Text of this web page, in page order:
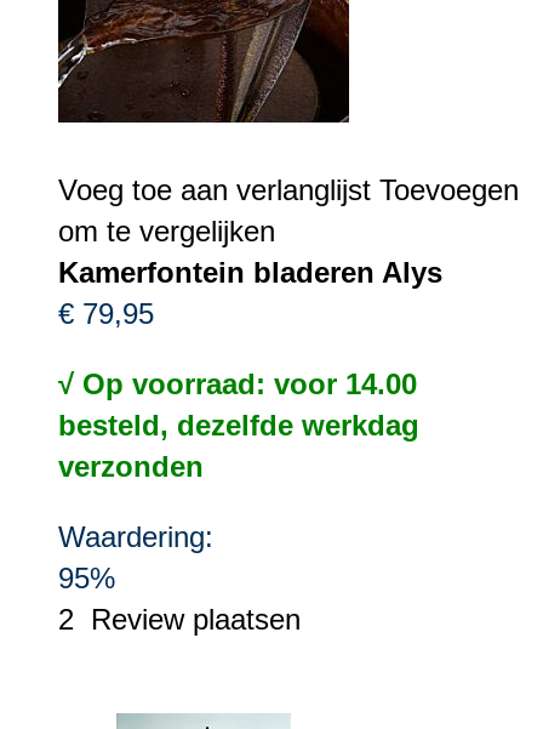
Voeg toe aan verlanglijst Toevoegen
om te vergelijken
Kamerfontein bladeren Alys
€ 79,95
√ Op voorraad: voor 14.00
besteld, dezelfde werkdag
verzonden
Waardering:
95%
2 Review plaatsen